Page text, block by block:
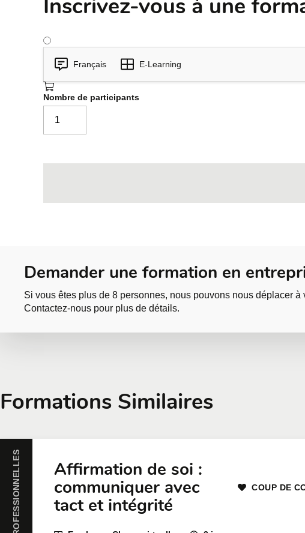
Inscrivez-vous à une
Français E-Learning
Nombre de participants
Demander une formation en
Si vous êtes plus de 8 personnes, nous pouvons nous déplacer
Contactez-nous pour plus de détails.
Demander une formation
Entreprise
Formations Similaires
Affirmation de soi :
communiquer avec
tact et intégrité
COUP DE